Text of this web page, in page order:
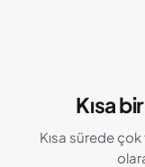
Kısa
Kısa sürede